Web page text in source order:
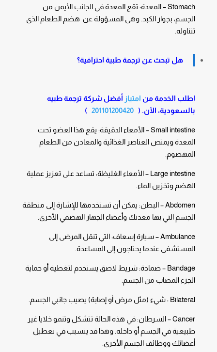
Stomach – المعدة: تقع المعدة في الجانب الأيمن من
الجسم، بجوار الكبد. وهي المسؤولة عن هضم الطعام الذي
تتناوله.
هل تبحث عن ترجمة طبية احترافية؟
اطلب الخدمة من امتياز أفضل شركة ترجمة طبيه
بالسعودية، الآن. ( 201101200420
)
Small intestine – الأمعاء الدقيقة: يقع هذا العضو تحت
المعدة ويمتص العناصر الغذائية والمعادن من الطعام
المهضوم.
Large intestine – الأمعاء الغليظة: تساعد على تعزيز عملية
الهضم وتخزين الماء.
Abdomen – البطن: يمكن أن تستخدمها للإشارة إلى منطقة
الجسم التي بها معدتك وأعضاء الجهاز الهضمي الأخرى.
Ambulance – سيارة إسعاف: التي تنقل المرضى إلى
المستشفى عندما يحتاجون إلى المساعدة.
Bandage – ضمادة: شريط لاصق يستخدم لتغطية أو حماية
الجزء المصاب من الجسم.
Bilateral : شيء (مثل مرض أو إصابة) يصيب جانبي الجسم.
Cancer – السرطان: في هذه الحالة تتشكل وتنمو خلايا غير
طبيعية في الجسم أو داخله. وهذا قد يتسبب في تعطيل
أعضائك ووظائف الجسم الأخرى.